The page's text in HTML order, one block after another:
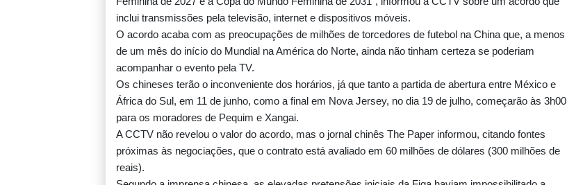
inclui transmissões pela televisão, internet e dispositivos móveis.
O acordo acaba com as preocupações de milhões de torcedores de futebol na China que, a menos
de um mês do início do Mundial na América do Norte, ainda não tinham certeza se poderiam
acompanhar o evento pela TV.
Os chineses terão o inconveniente dos horários, já que tanto a partida de abertura entre México e
África do Sul, em 11 de junho, como a final em Nova Jersey, no dia 19 de julho, começarão às 3h00
para os moradores de Pequim e Xangai.
A CCTV não revelou o valor do acordo, mas o jornal chinês The Paper informou, citando fontes
próximas às negociações, que o contrato está avaliado em 60 milhões de dólares (300 milhões de
reais).